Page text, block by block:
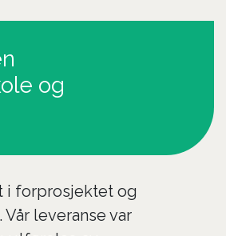
og
i forprosjektet og
leveranse var